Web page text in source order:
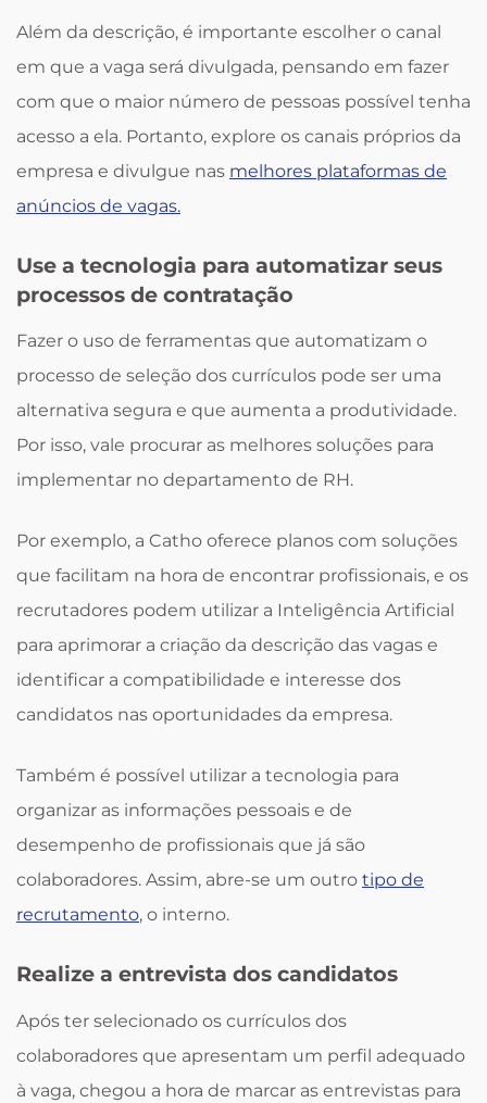
Além da descrição, é importante escolher o canal
em que a vaga será divulgada, pensando em fazer
com que o maior número de pessoas possível tenha
acesso a ela. Portanto, explore os canais próprios da
empresa e divulgue nas melhores plataformas de
anúncios de vagas.
Use a tecnologia para automatizar seus
processos de contratação
Fazer o uso de ferramentas que automatizam o
processo de seleção dos currículos pode ser uma
alternativa segura e que aumenta a produtividade.
Por isso, vale procurar as melhores soluções para
implementar no departamento de RH.
Por exemplo, a Catho oferece planos com soluções
que facilitam na hora de encontrar profissionais, e os
recrutadores podem utilizar a Inteligência Artificial
para aprimorar a criação da descrição das vagas e
identificar a compatibilidade e interesse dos
candidatos nas oportunidades da empresa.
Também é possível utilizar a tecnologia para
organizar as informações pessoais e de
desempenho de profissionais que já são
colaboradores. Assim, abre-se um outro tipo de
recrutamento, o interno.
Realize a entrevista dos candidatos
Após ter selecionado os currículos dos
colaboradores que apresentam um perfil adequado
à vaga, chegou a hora de marcar as entrevistas para